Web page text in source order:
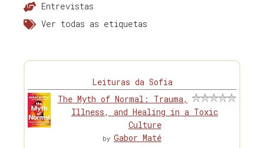
Entrevistas
Ver todas as etiquetas
Leituras da Sofia
The Myth of Normal: Trauma,
Illness, and Healing in a Toxic
Culture
by Gabor Maté